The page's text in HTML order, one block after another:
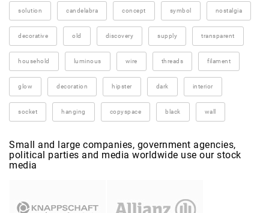
solution candelabra concept symbol nostalgia
decorative old discovery supply transparent
household luminous wire threads filament
glow decoration hipster dark interior
socket hanging copyspace black wall
Small and large companies, government agencies,
political parties and media worldwide use our stock
media